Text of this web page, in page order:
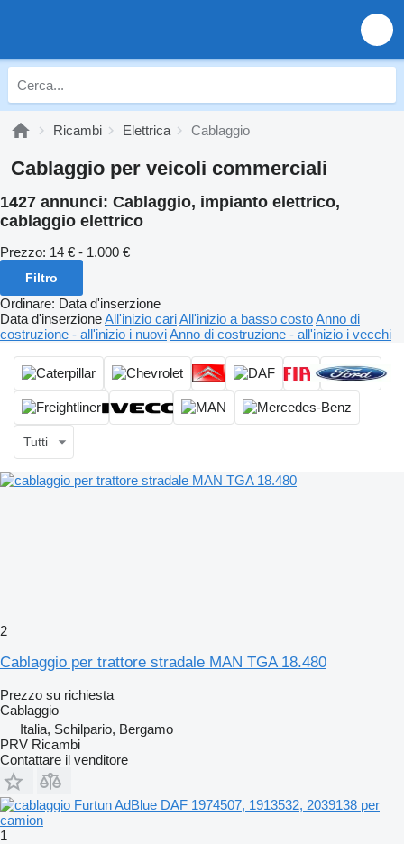
Ricambi Elettrica Cablaggio
Cablaggio per veicoli commerciali
1427 annunci: Cablaggio, impianto elettrico,
cablaggio elettrico
Prezzo: 14 € - 1.000 €
Filtro
Ordinare: Data d'inserzione
Data d'inserzioneAll'inizio cariAll'inizio a basso costoAnno di
costruzione - all'inizio i nuoviAnno di costruzione - all'inizio i vecchi
Tutti
2
Cablaggio per trattore stradale MAN TGA 18.480
Prezzo su richiesta
Cablaggio
Italia, Schilpario, Bergamo
PRV Ricambi
Contattare il venditore
1